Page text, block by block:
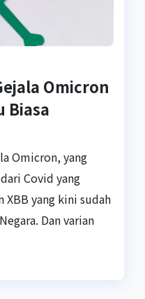
Omicron
Biasa
Omicron, yang
Covid yang
XBB yang kini sudah
Dan varian